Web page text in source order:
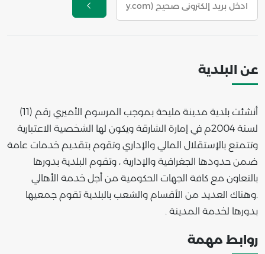
عن البلدية
أنشئت بلدية مدينة مليحة بموجب المرسوم الأميري رقم (11)
لسنة 2004م في إمارة الشارقة ويكون لها الشخصية الاعتبارية
وتتمتع بالإستقلال المالي والإداري وتقوم بتقديم خدمات عامة
ضمن حدودها الجغرافية والإدارية ، وتقوم البلدية بدورها
بالتعاون مع كافة الجهات الحكومية من أجل خدمة الأهالي
.وهناك العديد من الأقسام والشعب بالبلدية تقوم جمعيها
بدورها لخدمة المدينة .
روابط مهمة